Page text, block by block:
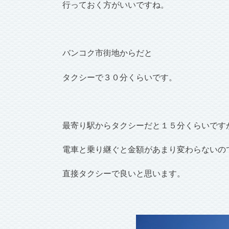
行っておく方がいいですね。
バンコク市街地からだと
タクシーで３０分くらいです。
最寄り駅からタクシーだと１５分くらいです
電車と乗り継ぐと金額があまり変わらないの
直接タクシーで良いと思います。